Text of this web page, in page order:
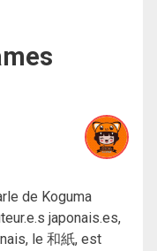
de Koguma
japonais.es,
le 和紙, est